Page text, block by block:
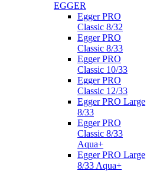
EGGER
Egger PRO
Classic 8/32
Egger PRO
Classic 8/33
Egger PRO
Classic 10/33
Egger PRO
Classic 12/33
Egger PRO Large
8/33
Egger PRO
Classic 8/33
Aqua+
Egger PRO Large
8/33 Aqua+